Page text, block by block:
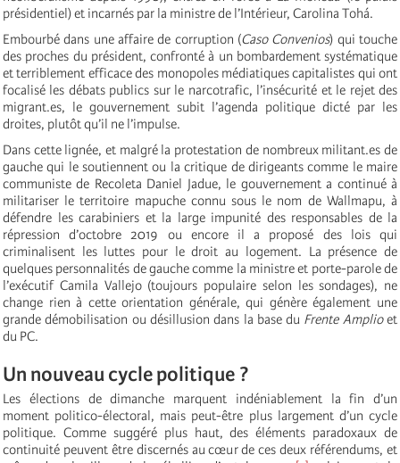
présidentiel) et incarnés par la ministre de l’Intérieur, Carolina Tohá.
Embourbé dans une affaire de corruption (Caso Convenios) qui touche
des proches du président, confronté à un bombardement systématique
et terriblement efficace des monopoles médiatiques capitalistes qui ont
focalisé les débats publics sur le narcotrafic, l’insécurité et le rejet des
migrant.es, le gouvernement subit l’agenda politique dicté par les
droites, plutôt qu’il ne l’impulse.
Dans cette lignée, et malgré la protestation de nombreux militant.es de
gauche qui le soutiennent ou la critique de dirigeants comme le maire
communiste de Recoleta Daniel Jadue, le gouvernement a continué à
militariser le territoire mapuche connu sous le nom de Wallmapu, à
défendre les carabiniers et la large impunité des responsables de la
répression d’octobre 2019 ou encore il a proposé des lois qui
criminalisent les luttes pour le droit au logement. La présence de
quelques personnalités de gauche comme la ministre et porte-parole de
l’exécutif Camila Vallejo (toujours populaire selon les sondages), ne
change rien à cette orientation générale, qui génère également une
grande démobilisation ou désillusion dans la base du Frente Amplioet
du PC.
Un nouveau cycle politique ?
Les élections de dimanche marquent indéniablement la fin d’un
moment politico-électoral, mais peut-être plus largement d’un cycle
politique. Comme suggéré plus haut, des éléments paradoxaux de
continuité peuvent être discernés au cœur de ces deux référendums, et